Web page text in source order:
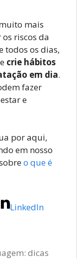
mais
riscos da
todos os dias,
crie hábitos
em dia.
fazer
e
por aqui,
em nosso
o que é
LinkedIn
dicas